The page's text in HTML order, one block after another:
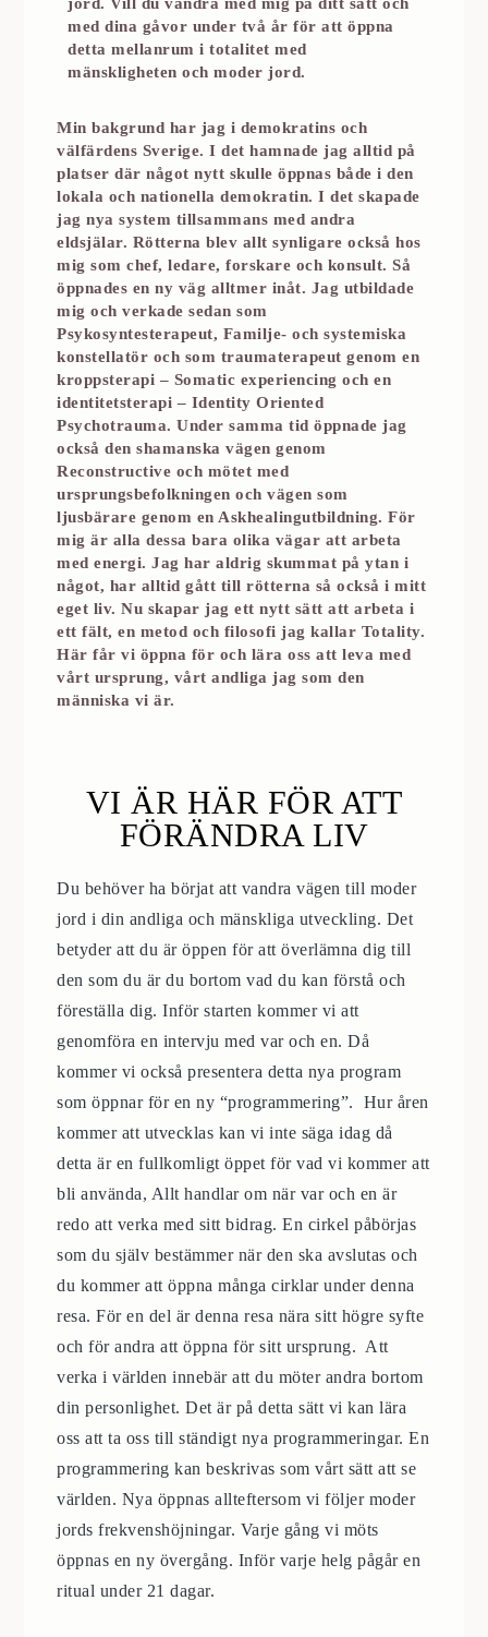
med dina gåvor under två år för att öppna
detta mellanrum i totalitet med
mänskligheten och moder jord.
Min bakgrund har jag i demokratins och
välfärdens Sverige. I det hamnade jag alltid på
platser där något nytt skulle öppnas både i den
lokala och nationella demokratin. I det skapade
jag nya system tillsammans med andra
eldsjälar. Rötterna blev allt synligare också hos
mig som chef, ledare, forskare och konsult. Så
öppnades en ny väg alltmer inåt. Jag utbildade
mig och verkade sedan som
Psykosyntesterapeut, Familje- och systemiska
konstellatör och som traumaterapeut genom en
kroppsterapi – Somatic experiencing och en
identitetsterapi – Identity Oriented
Psychotrauma. Under samma tid öppnade jag
också den shamanska vägen genom
Reconstructive och mötet med
ursprungsbefolkningen och vägen som
ljusbärare genom en Askhealingutbildning. För
mig är alla dessa bara olika vägar att arbeta
med energi. Jag har aldrig skummat på ytan i
något, har alltid gått till rötterna så också i mitt
eget liv. Nu skapar jag ett nytt sätt att arbeta i
ett fält, en metod och filosofi jag kallar Totality.
Här får vi öppna för och lära oss att leva med
vårt ursprung, vårt andliga jag som den
människa vi är.
VI ÄR HÄR FÖR ATT
FÖRÄNDRA LIV
Du behöver ha börjat att vandra vägen till moder
jord i din andliga och mänskliga utveckling. Det
betyder att du är öppen för att överlämna dig till
den som du är du bortom vad du kan förstå och
föreställa dig. Inför starten kommer vi att
genomföra en intervju med var och en. Då
kommer vi också presentera detta nya program
som öppnar för en ny “programmering”. Hur åren
kommer att utvecklas kan vi inte säga idag då
detta är en fullkomligt öppet för vad vi kommer att
bli använda, Allt handlar om när var och en är
redo att verka med sitt bidrag. En cirkel påbörjas
som du själv bestämmer när den ska avslutas och
du kommer att öppna många cirklar under denna
resa. För en del är denna resa nära sitt högre syfte
och för andra att öppna för sitt ursprung. Att
verka i världen innebär att du möter andra bortom
din personlighet. Det är på detta sätt vi kan lära
oss att ta oss till ständigt nya programmeringar. En
programmering kan beskrivas som vårt sätt att se
världen. Nya öppnas allteftersom vi följer moder
jords frekvenshöjningar. Varje gång vi möts
öppnas en ny övergång. Inför varje helg pågår en
ritual under 21 dagar.